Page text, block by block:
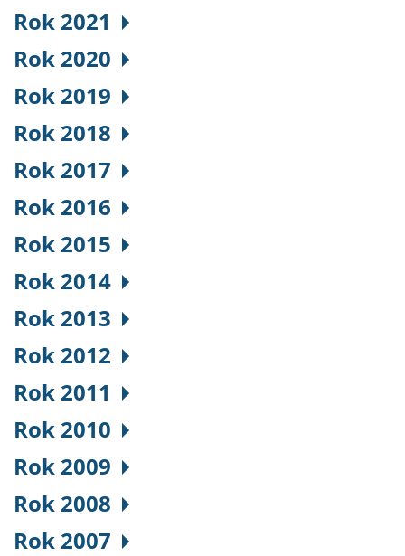
Rok 2021
Rok 2020
Rok 2019
Rok 2018
Rok 2017
Rok 2016
Rok 2015
Rok 2014
Rok 2013
Rok 2012
Rok 2011
Rok 2010
Rok 2009
Rok 2008
Rok 2007